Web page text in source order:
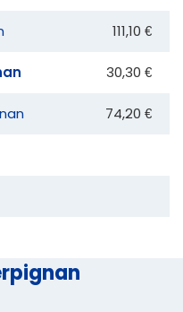
111,10 €
30,30 €
74,20 €